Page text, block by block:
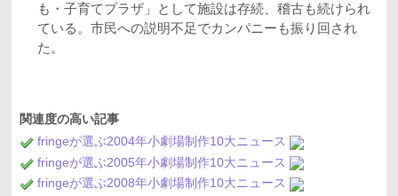
も・子育てプラザ」として施設は存続、稽古も続けられ
ている。市民への説明不足でカンパニーも振り回され
た。
関連度の高い記事
fringeが選ぶ2004年小劇場制作10大ニュース
fringeが選ぶ2005年小劇場制作10大ニュース
fringeが選ぶ2008年小劇場制作10大ニュース